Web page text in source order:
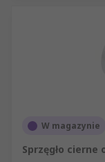
W magazynie
Sprzęgło cierne